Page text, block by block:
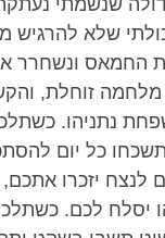
שנשמתי
שלא
החמאס ונשחרר
בגיהנום . בצפון,
נתניהו.
כל יום
לנצח יזכרו
יסלח לכם.